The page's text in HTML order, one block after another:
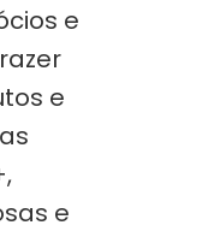
e
e
e